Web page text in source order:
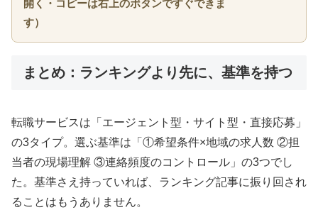
開く・コピーは右上のボタンですぐできま
す）
まとめ：ランキングより先に、基準を持つ
転職サービスは「エージェント型・サイト型・直接応募」
の3タイプ。選ぶ基準は「①希望条件×地域の求人数 ②担
当者の現場理解 ③連絡頻度のコントロール」の3つでし
た。基準さえ持っていれば、ランキング記事に振り回され
ることはもうありません。